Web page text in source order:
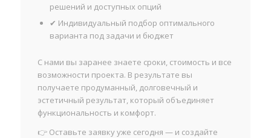
решений и доступных опций
✔ Индивидуальный подбор оптимального
варианта под задачи и бюджет
С нами вы заранее знаете сроки, стоимость и все
возможности проекта. В результате вы
получаете продуманный, долговечный и
эстетичный результат, который объединяет
функциональность и комфорт.
👉 Оставьте заявку уже сегодня — и создайте